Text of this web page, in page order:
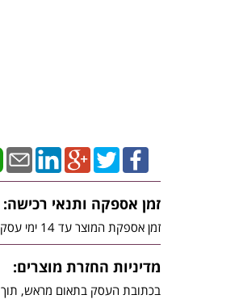
זמן אספקה ותנאי רכישה:
זמן אספקת המוצר עד 14 ימי עסקים לאחר התשלום. אספקת מוצרי יבואן יסופקו ע"י היבואן עצמו / חברת משלוחים מטעמו, בכפוף לתנאי השימוש באתר.
מדיניות החזרת מוצרים:
בכתובת העסק בתאום מראש, תוך 14 ימי עסקים מיום קבלת ההזמנה לידי הלקוח, באריזה מקורית שלא נפתחה, בכפוף להודעה לחנות ובכפוף להוראות תנאי השימוש.